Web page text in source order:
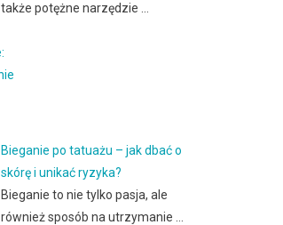
także potężne narzędzie …
Bieganie po tatuażu – jak dbać o
skórę i unikać ryzyka?
Bieganie to nie tylko pasja, ale
również sposób na utrzymanie …